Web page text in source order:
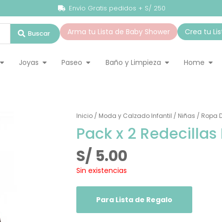
Envío Gratis pedidos + S/ 250
Buscar Arma tu Lista de Baby Shower Crea tu
Infantil
Abrir Accesorios
Joyas Abrir Joyas
Paseo Abrir PaseoBaño y Limpieza Abrir Baño y
Home
Inicio / Moda y Calzado Infantil / Niñas / Ropa
Pack x 2
S/ 5.00
Sin existencias
Para Lista de Regalo